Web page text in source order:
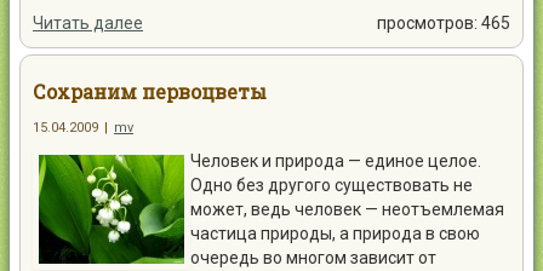
Читать далее
просмотров: 465
Сохраним первоцветы
15.04.2009 | mv
Человек и природа — единое целое.
Одно без другого существовать не
может, ведь человек — неотъемлемая
частица природы, а природа в свою
очередь во многом зависит от